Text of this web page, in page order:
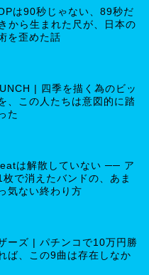
は90秒じゃない、89秒だ
から生まれた尺が、日本の
を歪めた話
| 四季を描く為のビッ
、この人たちは意図的に踏
た
は解散していない ── ア
枚で消えたバンドの、あま
気ない終わり方
ーズ | パチンコで10万円勝
ば、この9曲は存在しなか